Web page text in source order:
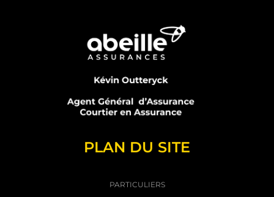
PLAN DU SITE
PARTICULIERS